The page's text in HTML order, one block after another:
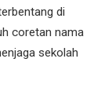
di
coretan nama
sekolah